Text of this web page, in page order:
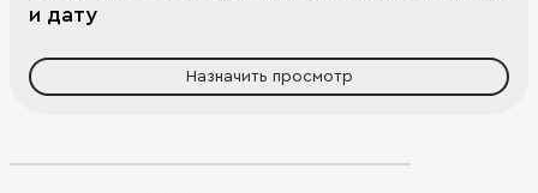
и дату
Назначить просмотр